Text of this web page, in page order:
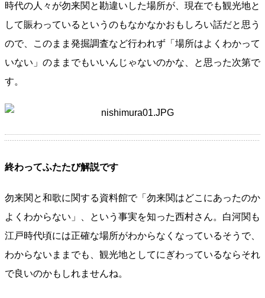
時代の人々が勿来関と勘違いした場所が、現在でも観光地と
して賑わっているというのもなかなかおもしろい話だと思う
ので、このまま発掘調査など行われず「場所はよくわかって
いない」のままでもいいんじゃないのかな、と思った次第で
す。
終わってふたたび解説です
勿来関と和歌に関する資料館で「勿来関はどこにあったのか
よくわからない」、という事実を知った西村さん。白河関も
江戸時代頃には正確な場所がわからなくなっているそうで、
わからないままでも、観光地としてにぎわっているならそれ
で良いのかもしれませんね。